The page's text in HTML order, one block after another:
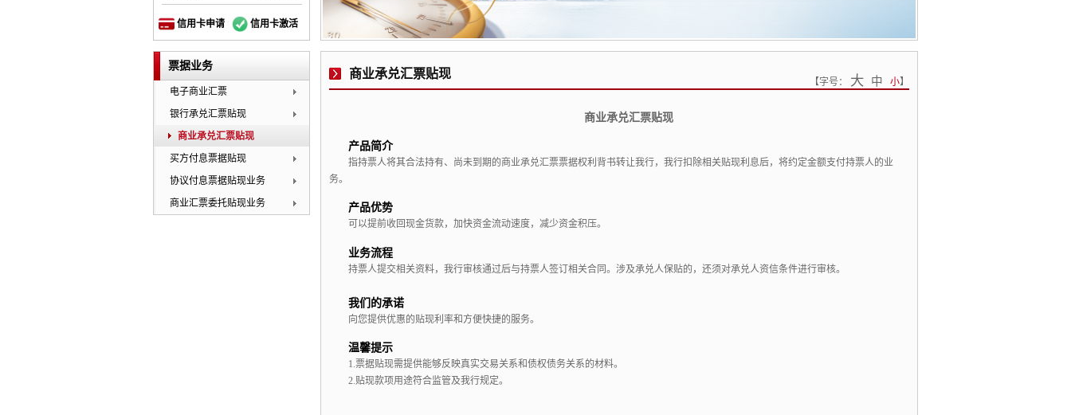
信用卡申请 信用卡激活
票据业务
电子商业汇票
银行承兑汇票贴现
商业承兑汇票贴现
买方付息票据贴现
协议付息票据贴现业务
商业汇票委托贴现业务
商业承兑汇票贴现
【字号： 大 中 小】
商业承兑汇票贴现
产品简介
指持票人将其合法持有、尚未到期的商业承兑汇票票据权利背书转让我行，我行扣除相关贴现利息后，将约定金额支付持票人的业
务。
产品优势
可以提前收回现金货款，加快资金流动速度，减少资金积压。
业务流程
持票人提交相关资料，我行审核通过后与持票人签订相关合同。涉及承兑人保贴的，还须对承兑人资信条件进行审核。
我们的承诺
向您提供优惠的贴现利率和方便快捷的服务。
温馨提示
1.票据贴现需提供能够反映真实交易关系和债权债务关系的材料。
2.贴现款项用途符合监管及我行规定。